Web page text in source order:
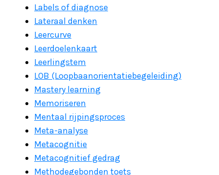
Labels of diagnose
Lateraal denken
Leercurve
Leerdoelenkaart
Leerlingstem
LOB (Loopbaanorientatiebegeleiding)
Mastery learning
Memoriseren
Mentaal rijpingsproces
Meta-analyse
Metacognitie
Metacognitief gedrag
Methodegebonden toets